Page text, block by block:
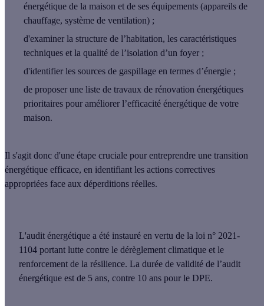
énergétique de la maison et de ses équipements (appareils de
chauffage, système de ventilation) ;
d'examiner la structure de l’habitation, les caractéristiques
techniques et la qualité de l’isolation d’un foyer ;
d'identifier les sources de gaspillage en termes d’énergie ;
de proposer une liste de travaux de rénovation énergétiques
prioritaires pour améliorer l’efficacité énergétique de votre
maison.
Il s'agit donc d'une étape cruciale pour entreprendre une transition
énergétique efficace, en identifiant les actions correctives
appropriées face aux déperditions réelles.
L'audit énergétique a été instauré en vertu de la loi n° 2021-
1104 portant lutte contre le dérèglement climatique et le
renforcement de la résilience. La durée de validité de l’audit
énergétique est de 5 ans, contre 10 ans pour le DPE.